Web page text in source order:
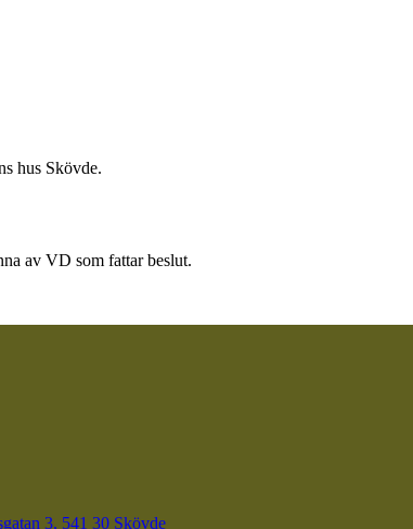
hus Skövde.
av VD som fattar beslut.
3, 541 30 Skövde